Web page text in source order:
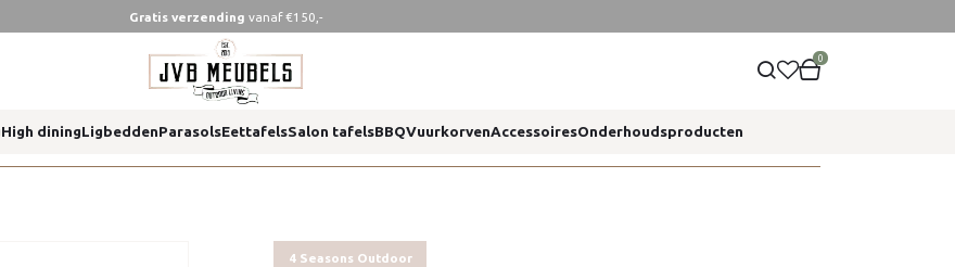
Gratis verzending vanaf €150,-
0
High diningLigbeddenParasolsEettafelsSalon tafelsBBQVuurkorvenAccessoiresOnderhoudsproducten
cm 4 seasons outdoor
cm 4 seasons outdoor
4 Seasons Outdoor